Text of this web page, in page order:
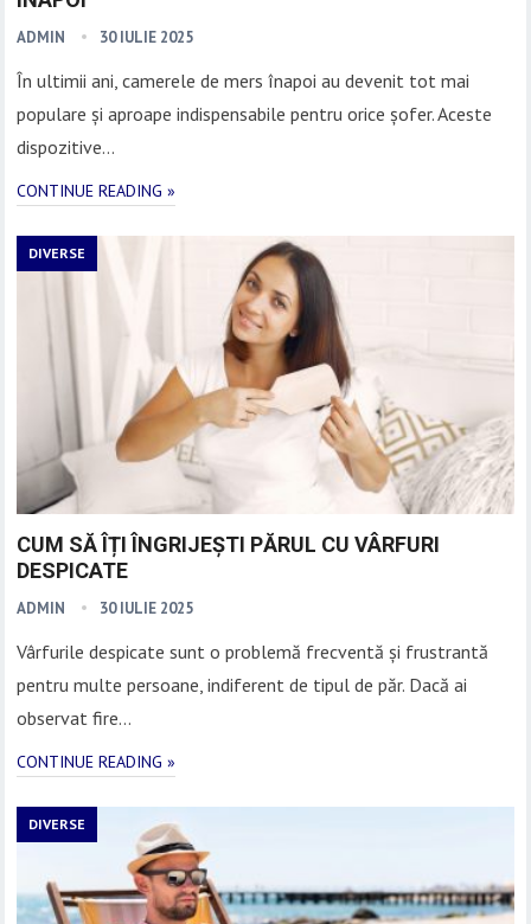
ADMIN 30 IULIE 2025
În ultimii ani, camerele de mers înapoi au devenit tot mai
populare și aproape indispensabile pentru orice șofer. Aceste
dispozitive…
CONTINUE READING »
DIVERSE
CUM SĂ ÎȚI ÎNGRIJEȘTI PĂRUL CU VÂRFURI
DESPICATE
ADMIN 30 IULIE 2025
Vârfurile despicate sunt o problemă frecventă și frustrantă
pentru multe persoane, indiferent de tipul de păr. Dacă ai
observat fire…
CONTINUE READING »
DIVERSE